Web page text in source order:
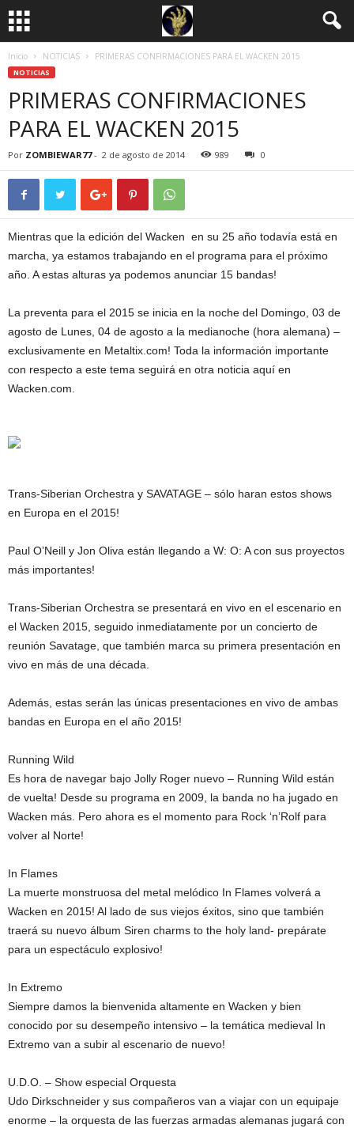
Inicio NOTICIAS PRIMERAS CONFIRMACIONES PARA EL WACKEN 2015
NOTICIAS
PRIMERAS CONFIRMACIONES
PARA EL WACKEN 2015
Por ZOMBIEWAR77- 2 de agosto de 2014 989 0
Mientras que la edición del Wacken en su 25 año todavía está en
marcha, ya estamos trabajando en el programa para el próximo
año. A estas alturas ya podemos anunciar 15 bandas!
La preventa para el 2015 se inicia en la noche del Domingo, 03 de
agosto de Lunes, 04 de agosto a la medianoche (hora alemana) –
exclusivamente en Metaltix.com! Toda la información importante
con respecto a este tema seguirá en otra noticia aquí en
Wacken.com.
Trans-Siberian Orchestra y SAVATAGE – sólo haran estos shows
en Europa en el 2015!
Paul O’Neill y Jon Oliva están llegando a W: O: A con sus proyectos
más importantes!
Trans-Siberian Orchestra se presentará en vivo en el escenario en
el Wacken 2015, seguido inmediatamente por un concierto de
reunión Savatage, que también marca su primera presentación en
vivo en más de una década.
Además, estas serán las únicas presentaciones en vivo de ambas
bandas en Europa en el año 2015!
Running Wild
Es hora de navegar bajo Jolly Roger nuevo – Running Wild están
de vuelta! Desde su programa en 2009, la banda no ha jugado en
Wacken más. Pero ahora es el momento para Rock ‘n’Rolf para
volver al Norte!
In Flames
La muerte monstruosa del metal melódico In Flames volverá a
Wacken en 2015! Al lado de sus viejos éxitos, sino que también
traerá su nuevo álbum Siren charms to the holy land- prepárate
para un espectáculo explosivo!
In Extremo
Siempre damos la bienvenida altamente en Wacken y bien
conocido por su desempeño intensivo – la temática medieval In
Extremo van a subir al escenario de nuevo!
U.D.O. – Show especial Orquesta
Udo Dirkschneider y sus compañeros van a viajar con un equipaje
enorme – la orquesta de las fuerzas armadas alemanas jugará con